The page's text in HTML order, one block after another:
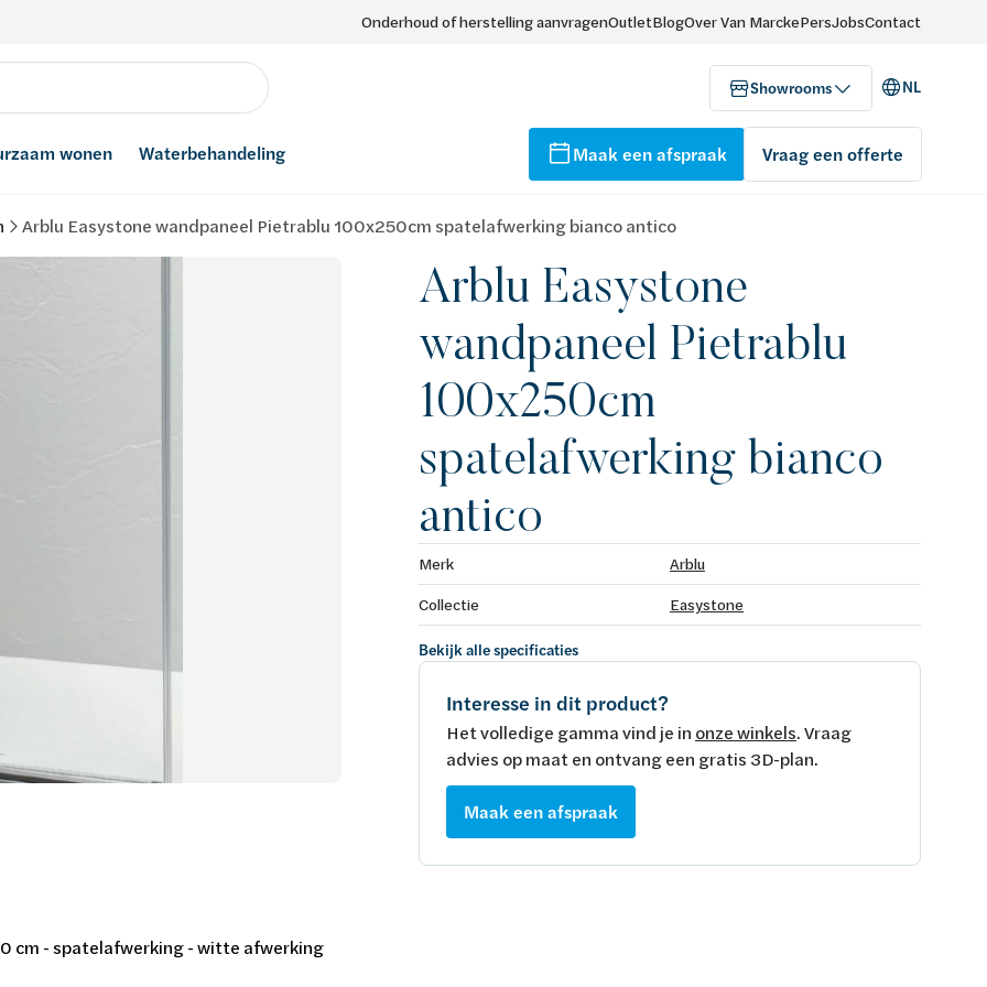
Onderhoud of herstelling aanvragenOutletBlogOver Van MarckePersJobsContact
Showrooms NL
wonen Waterbehandeling Maak een afspraak Vraag een offerte
Arblu Easystone wandpaneel Pietrablu 100x250cm spatelafwerking bianco antico
Arblu Easystone
wandpaneel Pietrablu
100x250cm
spatelafwerking bianco
antico
Merk
Arblu
Collectie
Easystone
Bekijk alle specificaties
Interesse in dit product?
Het volledige gamma vind je in onze winkels. Vraag
advies op maat en ontvang een gratis 3D-plan.
Maak een afspraak
cm - spatelafwerking - witte afwerking